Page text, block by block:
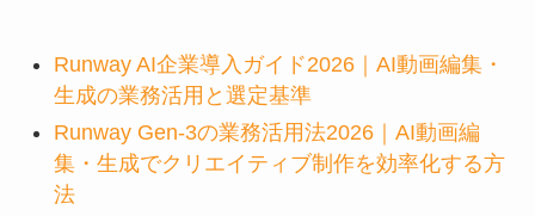
Runway AI企業導入ガイド2026｜AI動画編集・
生成の業務活用と選定基準
Runway Gen-3の業務活用法2026｜AI動画編
集・生成でクリエイティブ制作を効率化する方
法